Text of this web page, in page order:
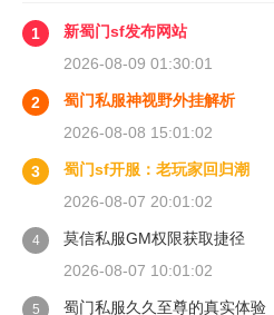
1
新蜀门sf发布网站
2026-08-09 01:30:01
2
蜀门私服神视野外挂解析
2026-08-08 15:01:02
3
蜀门sf开服：老玩家回归潮
2026-08-07 20:01:02
4
莫信私服GM权限获取捷径
2026-08-07 10:01:02
5
蜀门私服久久至尊的真实体验